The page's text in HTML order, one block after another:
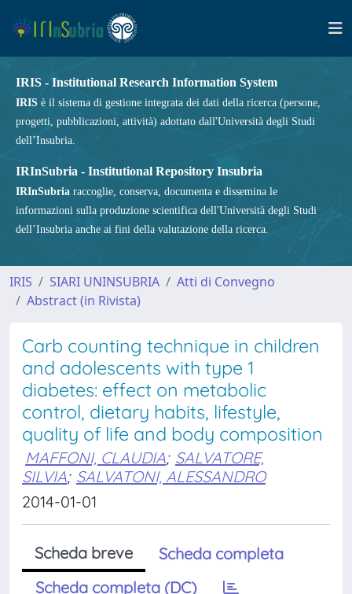
IRIS - Institutional Research Information System
IRIS è il sistema di gestione integrata dei dati della ricerca (persone,
progetti, pubblicazioni, attività) adottato dall'Università degli Studi
dell’Insubria.
IRInSubria - Institutional Repository Insubria
IRInSubria raccoglie, conserva, documenta e dissemina le
informazioni sulla produzione scientifica dell'Università degli Studi
dell’Insubria anche ai fini della valutazione della ricerca.
IRIS SIARI UNINSUBRIA
Atti di Convegno
Abstract (in Rivista)
Carb counting technique in children
and adolescents with type 1
diabetes: effect on metabolic
control, dietary habits, lifestyle,
quality of life and body composition
MAFFONI, CLAUDIA; SALVATORE,
SILVIA; SALVATONI, ALESSANDRO
2014-01-01
Scheda breve
Scheda completa
Scheda completa (DC)